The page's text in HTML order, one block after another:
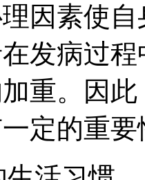
因素使
发病过
重。因
定的重要